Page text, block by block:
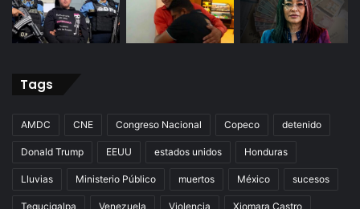
Tags
AMDC CNE Congreso Nacional Copeco detenido
Donald Trump EEUU estados unidos Honduras
Lluvias Ministerio Público muertos México sucesos
Tegucigalpa Venezuela Violencia Xiomara Castro